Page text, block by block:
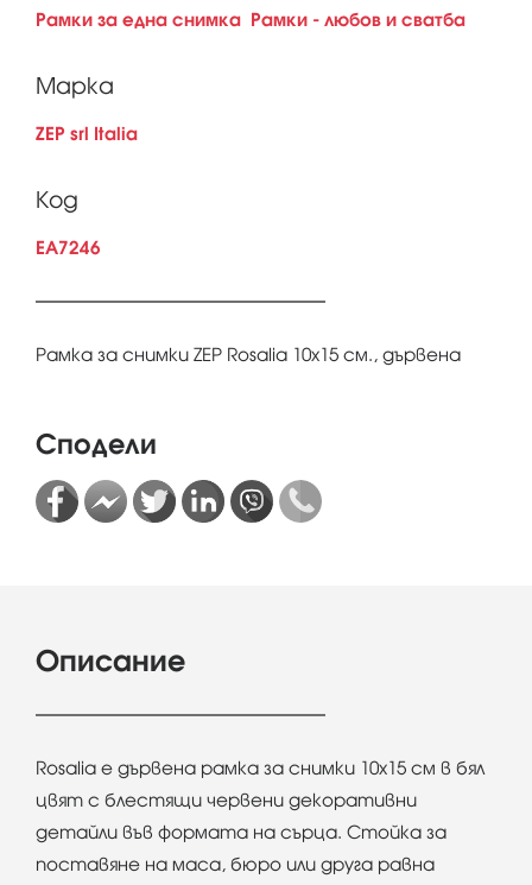
Рамки за една снимка Рамки - любов и сватба
Марка
ZEP srl Italia
Код
EA7246
Рамка за снимки ZEP Rosalia 10x15 см., дървена
Сподели
Описание
Rosalia e дървена рамка за снимки 10х15 см в бял
цвят с блестящи червени декоративни
детайли във формата на сърца. Стойка за
поставяне на маса, бюро или друга равна